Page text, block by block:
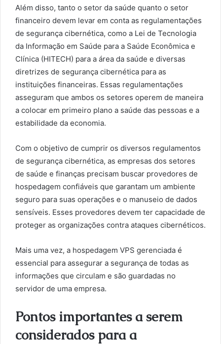
Além disso, tanto o setor da saúde quanto o setor
financeiro devem levar em conta as regulamentações
de segurança cibernética, como a Lei de Tecnologia
da Informação em Saúde para a Saúde Econômica e
Clínica (HITECH) para a área da saúde e diversas
diretrizes de segurança cibernética para as
instituições financeiras. Essas regulamentações
asseguram que ambos os setores operem de maneira
a colocar em primeiro plano a saúde das pessoas e a
estabilidade da economia.
Com o objetivo de cumprir os diversos regulamentos
de segurança cibernética, as empresas dos setores
de saúde e finanças precisam buscar provedores de
hospedagem confiáveis que garantam um ambiente
seguro para suas operações e o manuseio de dados
sensíveis. Esses provedores devem ter capacidade de
proteger as organizações contra ataques cibernéticos.
Mais uma vez, a hospedagem VPS gerenciada é
essencial para assegurar a segurança de todas as
informações que circulam e são guardadas no
servidor de uma empresa.
Pontos importantes a serem
considerados para a